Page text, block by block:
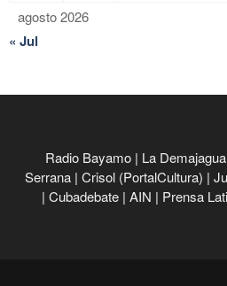
agosto 2026
« Jul
Radio Bayamo | La Demajagua
Serrana | Crisol (PortalCultura) |
| Cubadebate | AIN | Prensa